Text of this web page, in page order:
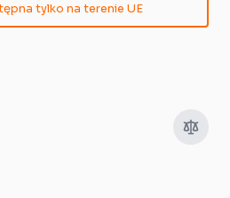
tylko na terenie UE